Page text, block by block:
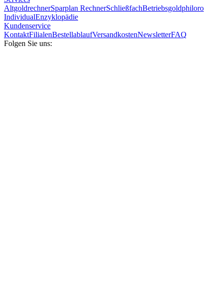
AltgoldrechnerSparplan RechnerSchließfachBetriebsgoldphiloro
IndividualEnzyklopädie
Kundenservice
KontaktFilialenBestellablaufVersandkostenNewsletterFAQ
Folgen Sie uns: